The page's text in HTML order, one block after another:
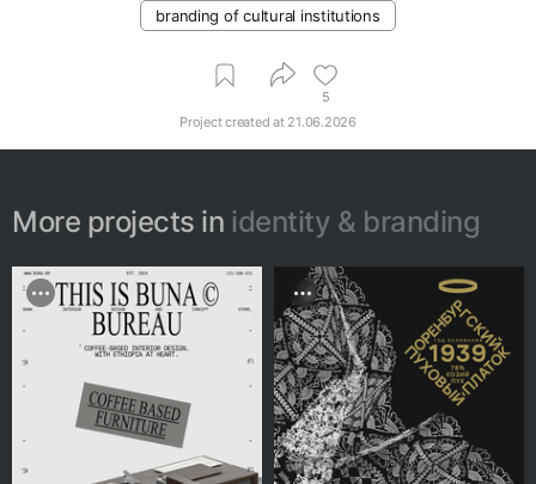
branding of cultural institutions
5
Project created at 21.06.2026
More projects in identity & branding